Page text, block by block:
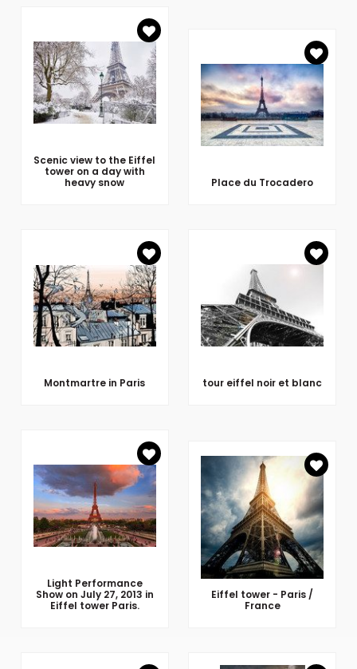
Scenic view to the Eiffel
tower on a day with
heavy snow
Place du Trocadero
Montmartre in Paris tour eiffel noir et blanc
Light Performance
Show on July 27, 2013 in
Eiffel tower Paris.
Eiffel tower - Paris /
France